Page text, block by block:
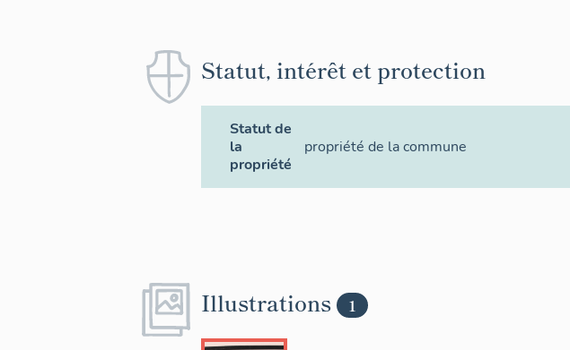
Statut, intérêt et protection
Statut de
la
propriété
propriété de la commune
Illustrations 1